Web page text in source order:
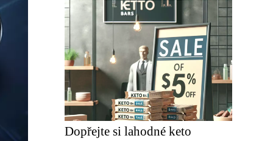
Dopřejte si lahodné keto